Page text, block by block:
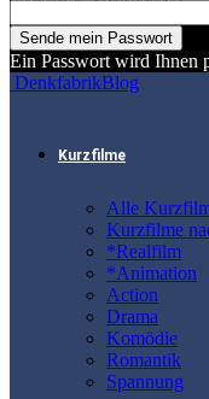
Ein Passwort wird Ihnen
DenkfabrikBlog
Kurzfilme
Alle
Kurzfilme
*Realfilm
*Animation
Action
Drama
Komödie
Romantik
Spannung